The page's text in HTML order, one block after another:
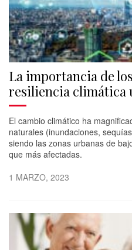
La importancia de
resiliencia climática
El cambio climático ha
naturales (inundaciones,
siendo las zonas urbanas de
que más afectadas.
1 MARZO, 2023